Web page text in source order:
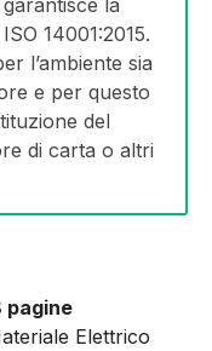
14001:2015.
l’ambiente sia
e per questo
del
di carta o altri
pagine
Elettrico